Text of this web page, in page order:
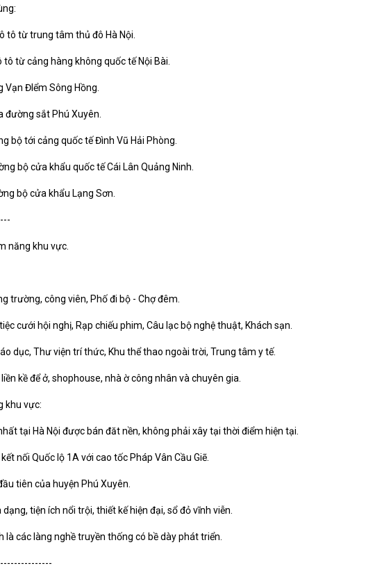
tô từ trung tâm thủ đô Hà Nội.
tô từ cảng hàng không quốc tế Nội Bài.
Vạn ĐIểm Sông Hồng.
đường sắt Phú Xuyên.
bộ tới cảng quốc tế Đình Vũ Hải Phòng.
bộ cửa khẩu quốc tế Cái Lân Quảng Ninh.
bộ cửa khẩu Lạng Sơn.
năng khu vực.
trường, công viên, Phố đi bộ - Chợ đêm.
cưới hội nghị, Rạp chiếu phim, Câu lạc bộ nghệ thuật, Khách sạn.
dục, Thư viện trí thức, Khu thể thao ngoài trời, Trung tâm y tế.
kề để ở, shophouse, nhà ờ công nhân và chuyên gia.
khu vực:
tại Hà Nội được bán đăt nền, không phải xây tại thời điểm hiện tại.
nối Quốc lộ 1A với cao tốc Pháp Vân Cầu Giẽ.
tiên của huyện Phú Xuyên.
dạng, tiện ích nổi trội, thiết kế hiện đại, sổ đỏ vĩnh viễn.
là các làng nghề truyền thống có bề dày phát triển.